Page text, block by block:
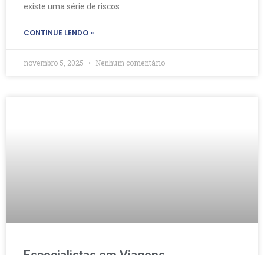
existe uma série de riscos
CONTINUE LENDO »
novembro 5, 2025 Nenhum comentário